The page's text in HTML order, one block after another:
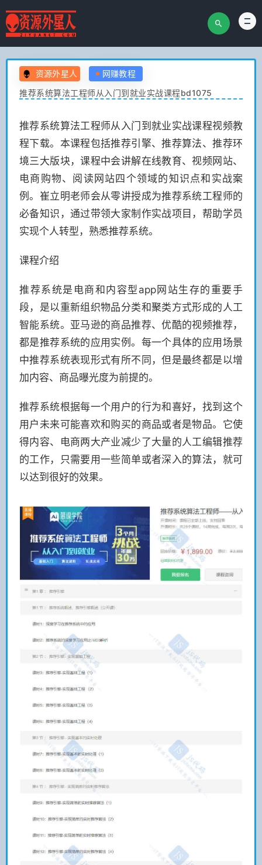
资源外星人
网赚教程
推荐系统算法工程师从入门到就业实战课程bd1075
推荐系统算法工程师从入门到就业实战课程视频教
程下载。本课程包括推荐引擎、推荐算法、推荐环
境三大版块，课程中会讲解在线教育、视频网站、
电商购物、阅读网站四个领域的知识点和实战案
例。崔立明老师会从零讲授成为推荐系统工程师的
必备知识，通过带领大家制作实战项目，帮助学员
实现个人转型，熟悉推荐系统。
课程介绍
推荐系统是电商和内容型app网站生存的重要手
段，是以重新组织物品分类和聚类方式形成的人工
智能系统。亚马逊的商品推荐、优酷的视频推荐，
都是推荐系统的应用实例。每一个具体的应用场景
中推荐系统表现形式有所不同，但是最终都是以增
加内容、商品曝光度为前提的。
推荐系统根据每一个用户的行为和喜好，找到这个
用户未来可能喜欢和购买的商品或者是物品。它使
得内容、电商两大产业减少了大量的人工编辑推荐
的工作，只需要用一些简单或者深入的算法，就可
以达到很好的效果。